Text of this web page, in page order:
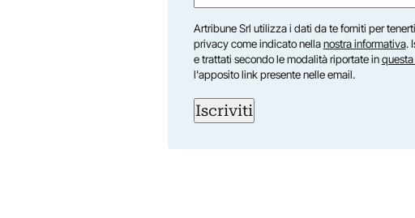
Nome
Artribune Srl utilizza i dati da te forniti per
privacy come indicato nellanostra informativa.
e trattati secondo le modalità riportate in
l'apposito link presente nelle email.
Iscriviti